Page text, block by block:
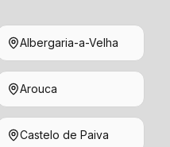
Albergaria-a-Velha
Arouca
Castelo de Paiva